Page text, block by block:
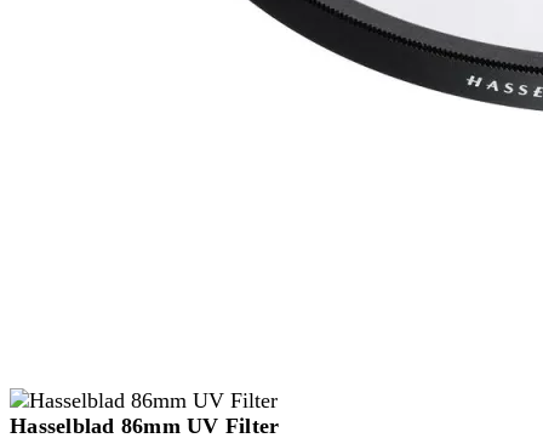
Hasselblad 86mm UV Filter